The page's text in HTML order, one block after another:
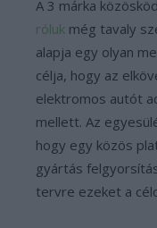
A 3 márka
róluk még tavaly
alapja egy olyan
célja, hogy az
elektromos autót
mellett. Az
hogy egy közös
gyártás
tervre ezeket a